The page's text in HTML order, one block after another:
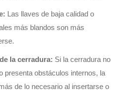
Las llaves de baja calidad o
más blandos son más
la cerradura: Si la cerradura no
presenta obstáculos internos, la
de lo necesario al insertarse o